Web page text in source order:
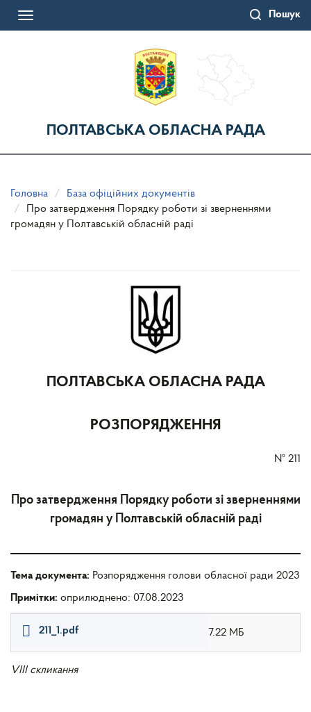
Пошук
Toggle
ПОЛТАВСЬКА ОБЛАСНА РАДА
Головна
База офіційних документів
Про затвердження Порядку роботи зі зверненнями
громадян у Полтавській обласній раді
ПОЛТАВСЬКА ОБЛАСНА РАДА
РОЗПОРЯДЖЕННЯ
№ 211
Про затвердження Порядку роботи зі зверненнями
громадян у Полтавській обласній раді
Тема документа: Розпорядження голови обласної ради 2023
Примітки: оприлюднено: 07.08.2023
211_1.pdf 7.22 МБ
VIII скликання